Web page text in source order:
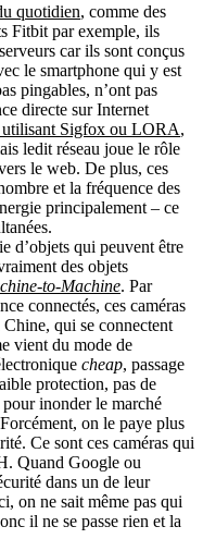
quotidien, comme des
Fitbit par exemple, ils
car ils sont conçus
le smartphone qui y est
pingables, n’ont pas
directe sur Internet
utilisant Sigfox ou LORA,
ledit réseau joue le rôle
le web. De plus, ces
et la fréquence des
principalement – ce
d’objets qui peuvent être
des objets
to-Machine. Par
connectés, ces caméras
qui se connectent
vient du mode de
cheap, passage
protection, pas de
inonder le marché
on le paye plus
Ce sont ces caméras qui
Quand Google ou
dans un de leur
on ne sait même pas qui
il ne se passe rien et la